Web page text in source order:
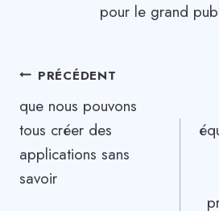
pour le grand
Navigation
de
l’article
PRÉCÉDENT
que nous pouvons
tous créer des
applications sans
savoir